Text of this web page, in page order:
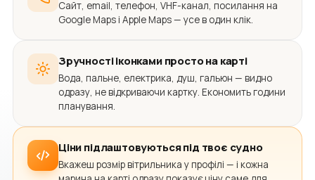
Сайт, email, телефон, VHF-канал, посилання на
Google Maps і Apple Maps — усе в один клік.
Зручності іконками просто на карті
Вода, пальне, електрика, душ, гальюн — видно
одразу, не відкриваючи картку. Економить години
планування.
Ціни підлаштовуються під твоє судно
Вкажеш розмір вітрильника у профілі — і кожна